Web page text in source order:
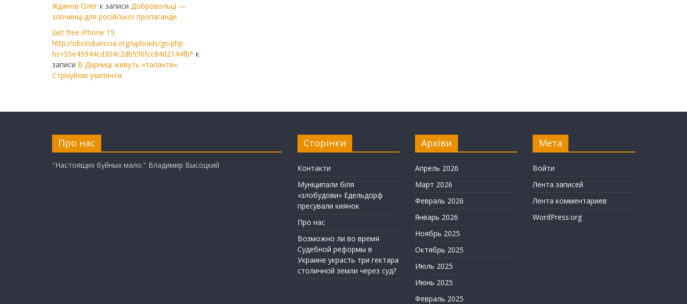
Жданов Олег к записи Добровольці —
злочинці для російської пропаганди
Get free iPhone 15:
http://obcindianccia.org/uploads/go.php
hs=55e45944cd304c2db550fcc84d2144fb* к
записи В Дарниці живуть «таланти».
Стріхуйові ухилянти
Про нас
"Настоящих буйных мало." Владимир Высоцкий
Сторінки
Контакти
Муніципали біля
«злобудови» Едельдорф
пресували киянок
Про нас
Возможно ли во время
Судебной реформы в
Украине украсть три гектара
столичной земли через суд?
Архіви
Апрель 2026
Март 2026
Февраль 2026
Январь 2026
Ноябрь 2025
Октябрь 2025
Июль 2025
Июнь 2025
Февраль 2025
Мета
Войти
Лента записей
Лента комментариев
WordPress.org